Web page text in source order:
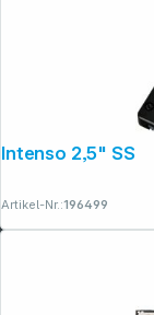
Artikel-Nr.:196499